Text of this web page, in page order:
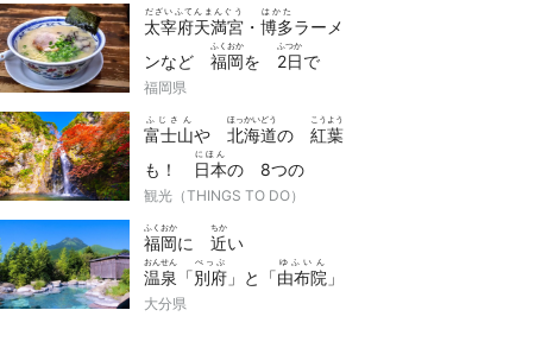
太宰府天満宮
だざいふてんまんぐう
・ 博多
はかた
ラーメ
ンなど 福岡
ふくおか
を 2日
ふつか
で
楽
たの
しむ
福岡県
富士山
ふじさん
や 北海道
ほっかいどう
の 紅葉
こうよう
も！ 日本
にほん
の 8つの
紅葉
こうよう
ツアー
tour
観光（THINGS TO DO）
福岡
ふくおか
に 近
ちか
い
温泉
おんせん
「別府
べっぷ
」と「由布院
ゆふいん
」
いきかた・
大分県